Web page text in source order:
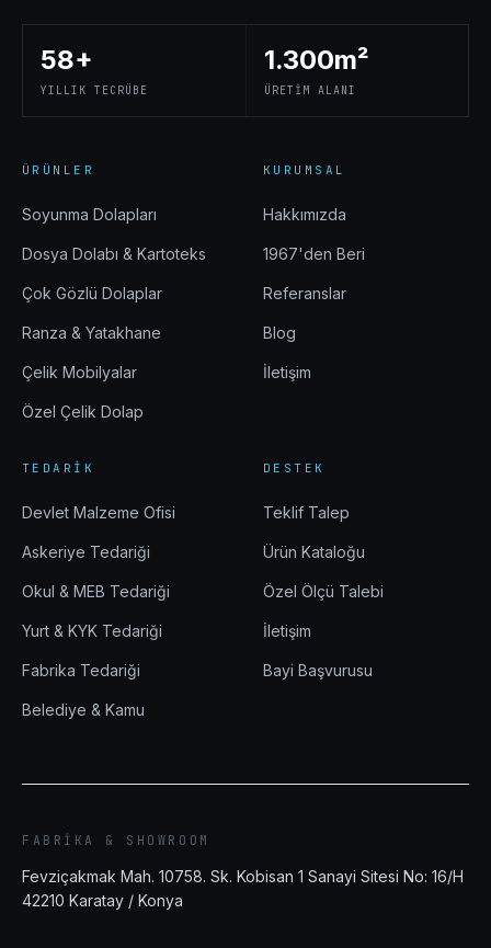
58+
YILLIK TECRÜBE
1.300m²
ÜRETIM ALANI
ÜRÜNLER
Soyunma Dolapları
Dosya Dolabı & Kartoteks
Çok Gözlü Dolaplar
Ranza & Yatakhane
Çelik Mobilyalar
Özel Çelik Dolap
KURUMSAL
Hakkımızda
1967'den Beri
Referanslar
Blog
İletişim
TEDARIK
Devlet Malzeme Ofisi
Askeriye Tedariği
Okul & MEB Tedariği
Yurt & KYK Tedariği
Fabrika Tedariği
Belediye & Kamu
DESTEK
Teklif Talep
Ürün Kataloğu
Özel Ölçü Talebi
İletişim
Bayi Başvurusu
FABRIKA & SHOWROOM
Fevziçakmak Mah. 10758. Sk. Kobisan 1 Sanayi Sitesi No: 16/H
42210 Karatay / Konya